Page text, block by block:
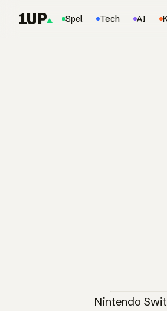
1UP Spel Tech AI
Nintendo